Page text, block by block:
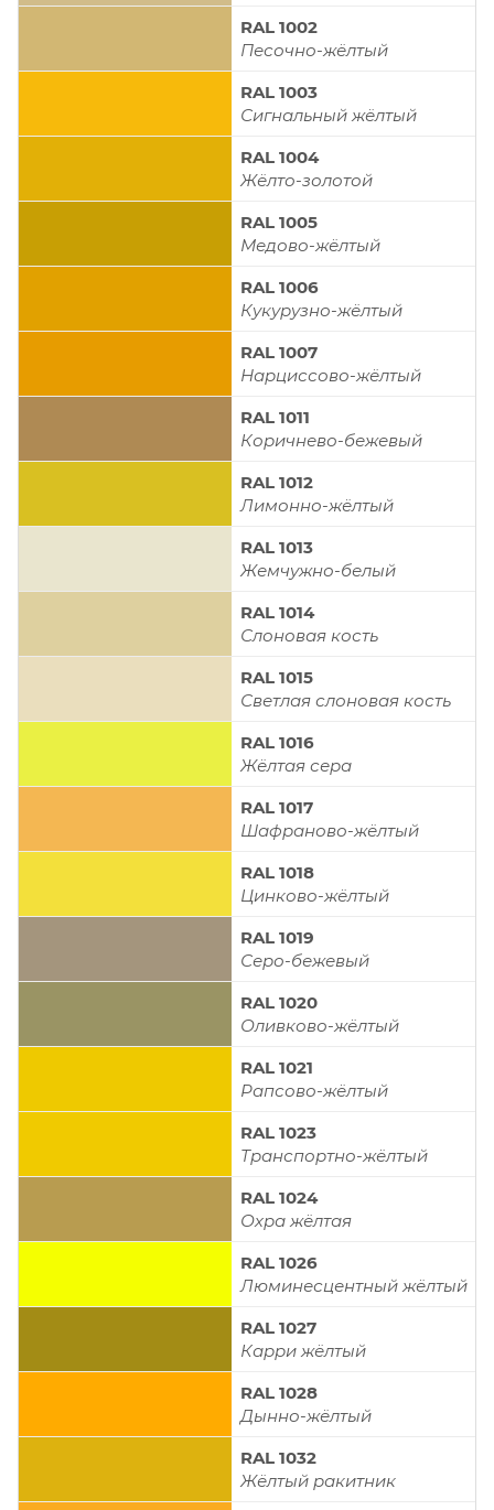
RAL 1002
Песочно-жёлтый
RAL 1003
Сигнальный жёлтый
RAL 1004
Жёлто-золотой
RAL 1005
Медово-жёлтый
RAL 1006
Кукурузно-жёлтый
RAL 1007
Нарциссово-жёлтый
RAL 1011
Коричнево-бежевый
RAL 1012
Лимонно-жёлтый
RAL 1013
Жемчужно-белый
RAL 1014
Слоновая кость
RAL 1015
Светлая слоновая кость
RAL 1016
Жёлтая сера
RAL 1017
Шафраново-жёлтый
RAL 1018
Цинково-жёлтый
RAL 1019
Серо-бежевый
RAL 1020
Оливково-жёлтый
RAL 1021
Рапсово-жёлтый
RAL 1023
Транспортно-жёлтый
RAL 1024
Охра жёлтая
RAL 1026
Люминесцентный жёлтый
RAL 1027
Карри жёлтый
RAL 1028
Дынно-жёлтый
RAL 1032
Жёлтый ракитник